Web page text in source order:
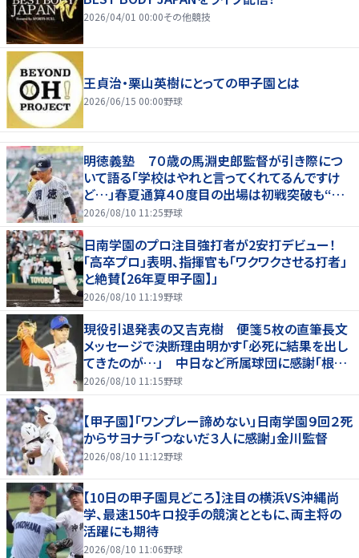
2026/04/01 00:00その他競技
王貞治・栗山英樹にとっての甲子園とは
2026/06/15 00:00野球
明徳義塾 ７０歳の馬淵史郎監督が引き際につ
いて語る「学校はやれと言ってくれてるんですけ
ど…」春夏通算４０度目の出場は初戦突破も“馬
淵節”炸裂
2026/08/10 11:25野球
日南学園のプロ注目強打者が2安打デビュー！
「高卒プロ」表明、指揮官も「ワクワクさせる打者」
と絶賛【26年夏甲子園】」
2026/08/10 11:19野球
現役引退発表の又吉克樹 便箋５枚の直筆長文
メッセージで決断理由明かす「必死に結果を出し
てきたのが…」 中日など所属球団に感謝「根気
強く指導してもらった」
2026/08/10 11:15野球
【甲子園】「ワンプレー諦めない」日南学園９回２死
からサヨナラ「つないだ３人に感謝」金川監督
2026/08/10 11:12野球
【10日の甲子園見どころ】注目の横浜VS沖縄尚
学、最速150キロ投手の競演とともに、両主将の
活躍にも期待
2026/08/10 11:06野球